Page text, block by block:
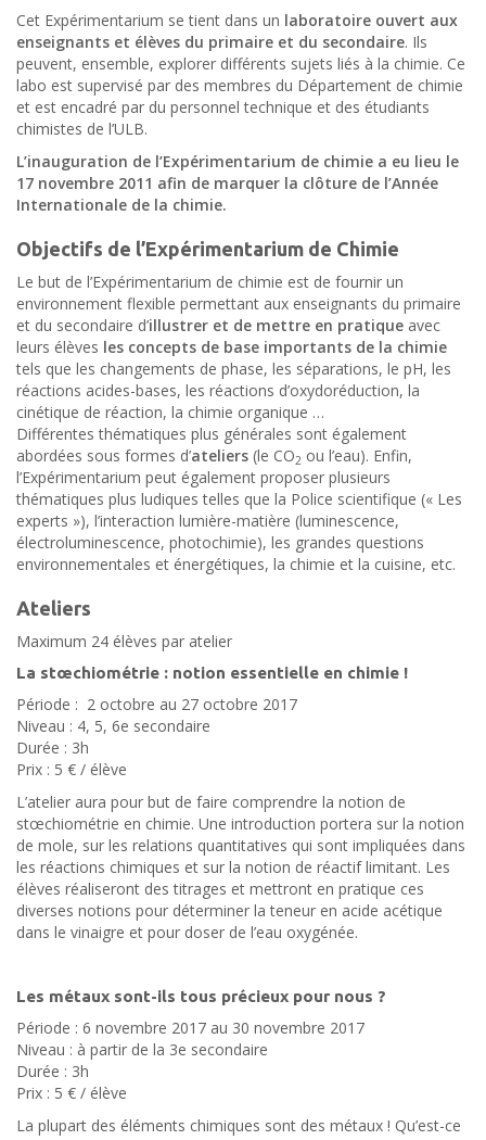
Cet Expérimentarium se tient dans un laboratoire ouvert aux
enseignants et élèves du primaire et du secondaire. Ils
peuvent, ensemble, explorer différents sujets liés à la chimie. Ce
labo est supervisé par des membres du Département de chimie
et est encadré par du personnel technique et des étudiants
chimistes de l’ULB.
L’inauguration de l’Expérimentarium de chimie a eu lieu le
17 novembre 2011 afin de marquer la clôture de l’Année
Internationale de la chimie.
Objectifs de l’Expérimentarium de Chimie
Le but de l’Expérimentarium de chimie est de fournir un
environnement flexible permettant aux enseignants du primaire
et du secondaire d’illustrer et de mettre en pratique avec
leurs élèves les concepts de base importants de la chimie
tels que les changements de phase, les séparations, le pH, les
réactions acides-bases, les réactions d’oxydoréduction, la
cinétique de réaction, la chimie organique …
Différentes thématiques plus générales sont également
abordées sous formes d’ateliers (le CO2 ou l’eau). Enfin,
l’Expérimentarium peut également proposer plusieurs
thématiques plus ludiques telles que la Police scientifique (« Les
experts »), l’interaction lumière-matière (luminescence,
électroluminescence, photochimie), les grandes questions
environnementales et énergétiques, la chimie et la cuisine, etc.
Ateliers
Maximum 24 élèves par atelier
La stœchiométrie : notion essentielle en chimie !
Période : 2 octobre au 27 octobre 2017
Niveau : 4, 5, 6e secondaire
Durée : 3h
Prix : 5 € / élève
L’atelier aura pour but de faire comprendre la notion de
stœchiométrie en chimie. Une introduction portera sur la notion
de mole, sur les relations quantitatives qui sont impliquées dans
les réactions chimiques et sur la notion de réactif limitant. Les
élèves réaliseront des titrages et mettront en pratique ces
diverses notions pour déterminer la teneur en acide acétique
dans le vinaigre et pour doser de l’eau oxygénée.
Les métaux sont-ils tous précieux pour nous ?
Période : 6 novembre 2017 au 30 novembre 2017
Niveau : à partir de la 3e secondaire
Durée : 3h
Prix : 5 € / élève
La plupart des éléments chimiques sont des métaux ! Qu’est-ce